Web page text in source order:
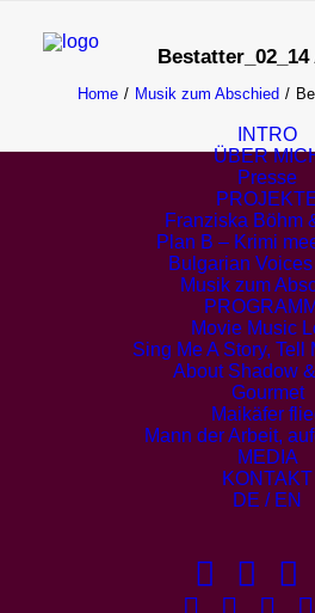
INTRO
ÜBER
Presse
Franziska Böhm
Plan B – Krimi
Bulgarian
Musik zum
Movie Music
Sing Me A Story, Tell
About Shadow
Gourmet
Maikäfer
Mann der Arbeit,
MEDIA
KONTAKT
DE / EN
Home Musik zum Abschied